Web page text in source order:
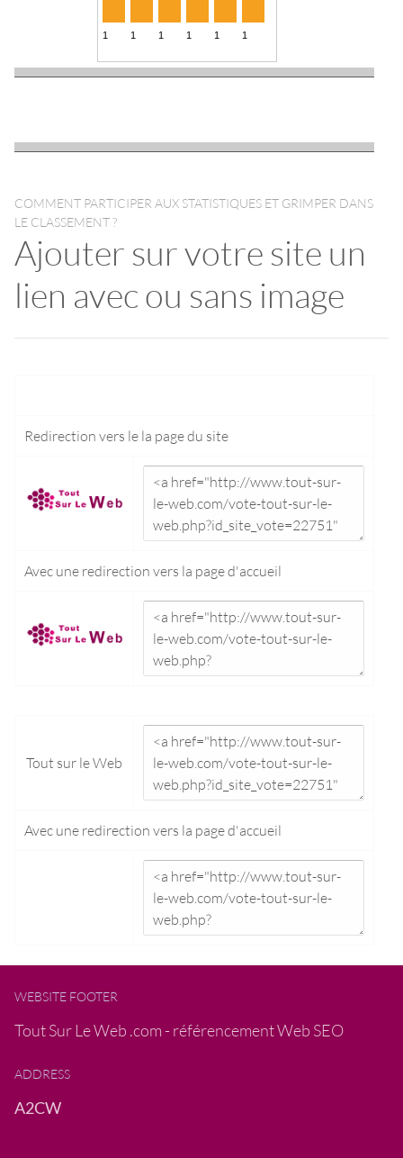
COMMENT PARTICIPER AUX STATISTIQUES ET GRIMPER DANS
LE CLASSEMENT ?
Ajouter sur votre site un
lien avec ou sans image
Redirection vers le la page du site
Avec une redirection vers la page d'accueil
Tout sur le Web
Avec une redirection vers la page d'accueil
WEBSITE FOOTER
Tout Sur Le Web .com - référencement Web SEO
ADDRESS
A2CW